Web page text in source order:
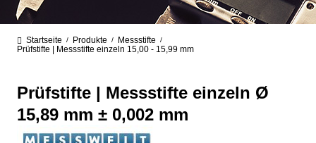
Startseite / Produkte / Messstifte /
Prüfstifte | Messstifte einzeln 15,00 - 15,99 mm
Prüfstifte | Messstifte einzeln Ø
15,89 mm ± 0,002 mm